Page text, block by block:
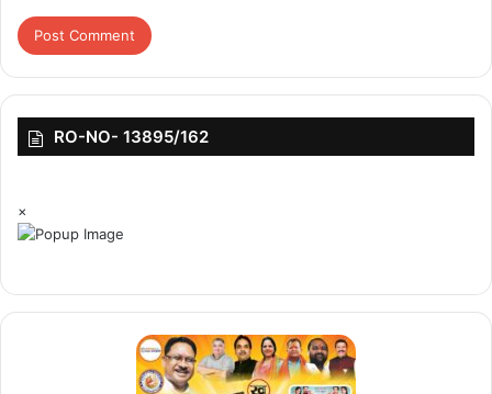
एक नए व्यावहारिक ढांचे का निर्माण कर रहे हैं, जो नारों की बजाय बुनियादी ढांचे,
इनोवेशन और स्थिरता पर आधारित है।
सर्गियो रेस्टेली ने यह भी स्पष्ट किया कि भारत अपनी पश्चिम एशिया नीति को किसी
पहुंच के लिहाज से. उन्होंने चाबहार पोर्ट (Chabahar Port) को भारत-ईरान
भारत तेहरान के साथ गंभीर संवाद बनाए रखना चाहता है. उनके अनुसार,
संकटग्रस्त क्षेत्र में सभी पक्षों से संवाद बनाए रखने की क्षमता ही जिम्मेदार कूटनीति
की पहचान है. लेख में कहा गया कि यूएई भारत की उभरती पश्चिम एशिया रणनीति
RO-NO- 13895/162
×